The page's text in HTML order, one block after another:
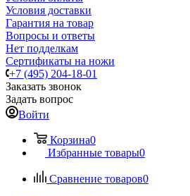
Условия доставки
Гарантия на товар
Вопросы и ответы
Нет подделкам
Сертификаты на ножи
+7 (495) 204-18-01
Заказать звонок
Задать вопрос
Войти
Корзина0
Избранные товары0
Сравнение товаров0